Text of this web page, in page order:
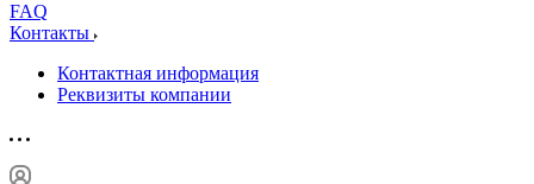
FAQ
Контакты
Контактная информация
Реквизиты компании